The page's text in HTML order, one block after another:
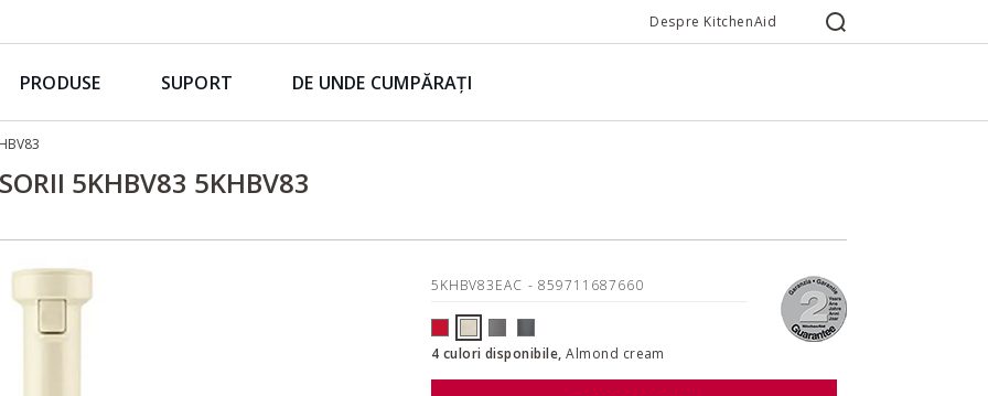
Despre KitchenAid
PRODUSE SUPORT DE UNDE CUMPĂRAȚI
5KHBV83 5KHBV83
5KHBV83EAC - 859711687660
4 culori disponibile,Almond cream